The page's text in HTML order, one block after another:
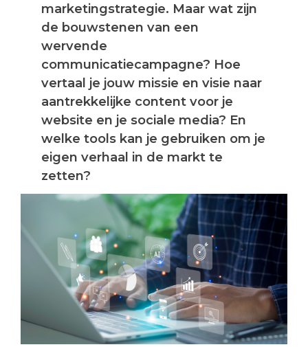
marketingstrategie. Maar wat zijn
de bouwstenen van een
wervende
communicatiecampagne? Hoe
vertaal je jouw missie en visie naar
aantrekkelijke content voor je
website en je sociale media? En
welke tools kan je gebruiken om je
eigen verhaal in de markt te
zetten?